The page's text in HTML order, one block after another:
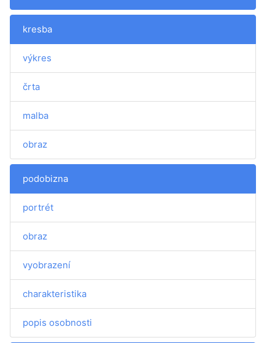
kresba
výkres
črta
malba
obraz
podobizna
portrét
obraz
vyobrazení
charakteristika
popis osobnosti